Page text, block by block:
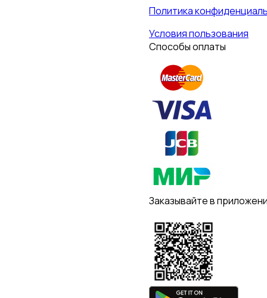
Политика
Условия пользования
Способы оплаты
Заказывайте в